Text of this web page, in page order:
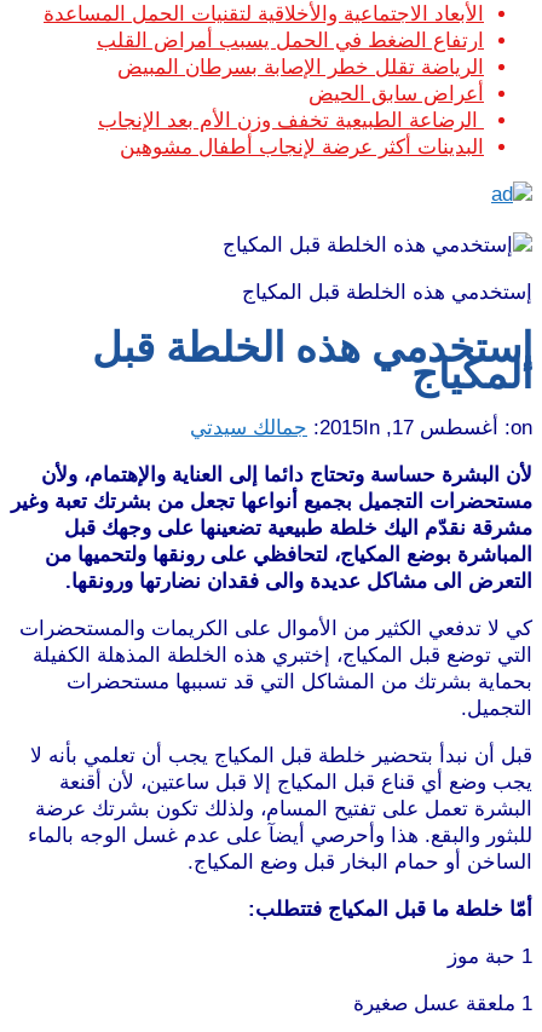
الأبعاد الاجتماعية والأخلاقية لتقنيات الحمل المساعدة
ارتفاع الضغط في الحمل يسبب أمراض القلب
الرياضة تقلل خطر الإصابة بسرطان المبيض
أعراض سابق الحيض
الرضاعة الطبيعية تخفف وزن الأم بعد الإنجاب
البدينات أكثر عرضة لإنجاب أطفال مشوهين
إستخدمي هذه الخلطة قبل المكياج
إستخدمي هذه الخلطة قبل
المكياج
on: أغسطس 17, 2015 In: جمالك سيدتي
لأن البشرة حساسة وتحتاج دائما إلى العناية والإهتمام، ولأن
مستحضرات التجميل بجميع أنواعها تجعل من بشرتك تعبة وغير
مشرقة نقدّم اليك خلطة طبيعية تضعينها على وجهك قبل
المباشرة بوضع المكياج، لتحافظي على رونقها ولتحميها من
التعرض الى مشاكل عديدة والى فقدان نضارتها ورونقها.
كي لا تدفعي الكثير من الأموال على الكريمات والمستحضرات
التي توضع قبل المكياج، إختبري هذه الخلطة المذهلة الكفيلة
بحماية بشرتك من المشاكل التي قد تسببها مستحضرات
التجميل.
قبل أن نبدأ بتحضير خلطة قبل المكياج يجب أن تعلمي بأنه لا
يجب وضع أي قناع قبل المكياج إلا قبل ساعتين، لأن أقنعة
البشرة تعمل على تفتيح المسام، ولذلك تكون بشرتك عرضة
للبثور والبقع. هذا وأحرصي أيضآ على عدم غسل الوجه بالماء
الساخن أو حمام البخار قبل وضع المكياج.
أمّا خلطة ما قبل المكياج فتتطلب:
1 حبة موز
1 ملعقة عسل صغيرة